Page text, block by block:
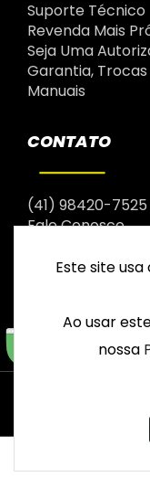
Suporte Técnico
Revenda Mais
Seja Uma
Garantia,
Manuais
CONTATO
(41) 98420-7525
Fale Conosco
© 2003 – 2026
Este site
Ao usar
nossa